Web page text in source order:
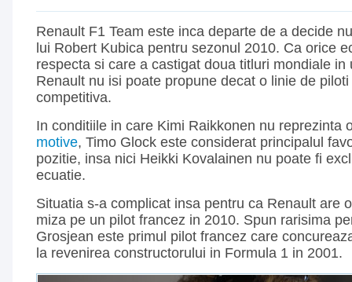
Renault F1 Team este inca departe de a decide
lui Robert Kubica pentru sezonul 2010. Ca orice
respecta si care a castigat doua titluri mondiale in
Renault nu isi poate propune decat o linie de
competitiva.
In conditiile in care Kimi Raikkonen nu reprezinta
motive, Timo Glock este considerat principalul
pozitie, insa nici Heikki Kovalainen nu poate fi
ecuatie.
Situatia s-a complicat insa pentru ca Renault are
miza pe un pilot francez in 2010. Spun rarisima
Grosjean este primul pilot francez care
la revenirea constructorului in Formula 1 in 2001.